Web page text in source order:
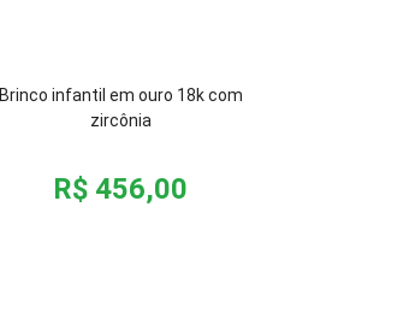
Brinco infantil em ouro 18k com
zircônia
R$ 456,00